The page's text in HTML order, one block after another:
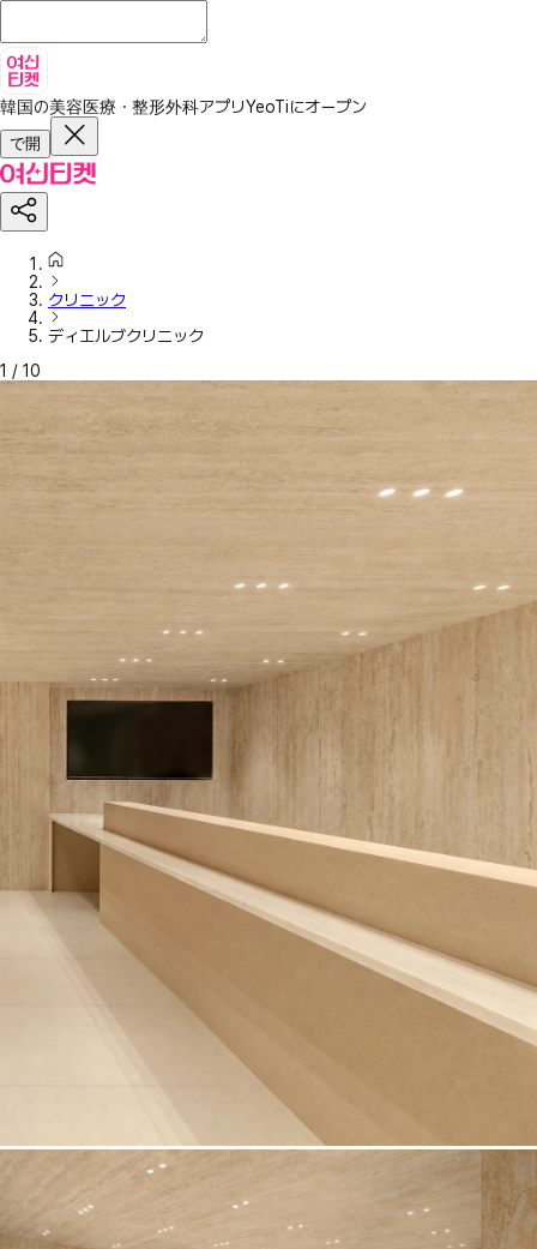
韓国の美容医療・整形外科アプリYeoTiにオープン
で開
クリニック
ディエルブクリニック
1 / 10